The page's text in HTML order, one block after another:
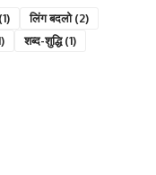
लिंग बदलो(2)
शब्द-शुद्धि(1)